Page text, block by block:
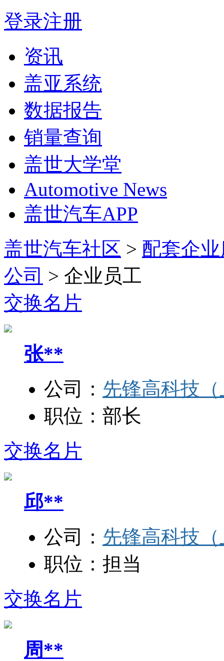
登录注册
资讯
盖亚系统
数据报告
销量查询
盖世大学堂
Automotive News
盖世汽车APP
盖世汽车社区 > 配套企
公司 > 企业员工
交换名片
张**
公司： 先锋高科技
职位： 部长
交换名片
邱**
公司： 先锋高科技
职位： 担当
交换名片
周**